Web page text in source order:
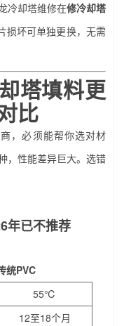
冷却塔维修在修冷却塔
损坏可单独更换，无需
塔填料更
比
，必须能帮你选对材
，性能差异巨大。选错
年已不推荐
统PVC
55℃
12至18个月